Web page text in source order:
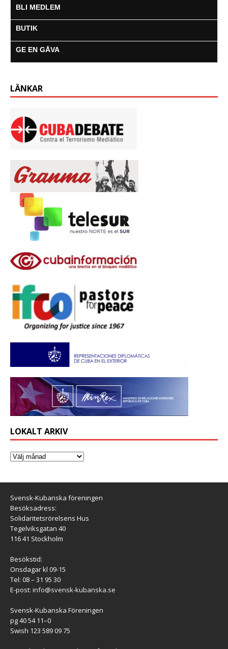
BLI MEDLEM
BUTIK
GE EN GÅVA
LÄNKAR
LOKALT ARKIV
Svensk-Kubanska föreningen
Besöksadress:
Solidaritetsrörelsens Hus
Tegelviksgatan 40
116 41 Stockholm
Besökstid:
Onsdagar kl 09-15
Tel: 08 – 31 95 30
E-post: info@svensk-kubanska.se
Svensk-Kubanska Föreningen
pg 40 54 11–0
Swish 123 589 09 75